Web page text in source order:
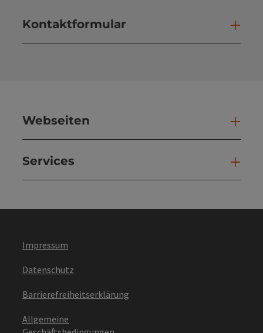
Kontaktformular
Webseiten
Services
Impressum
Datenschutz
Barrierefreiheitserklärung
Allgemeine